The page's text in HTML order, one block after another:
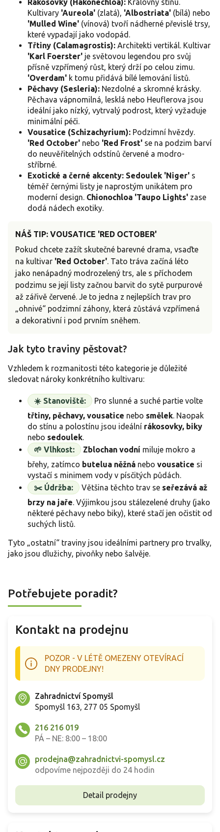
u
Rákosovky (Hakonechloa): Královny stínu.
Kultivary 'Aureola' (zlatá), 'Albostriata' (bílá) nebo
'Mulled Wine' (vínová) tvoří nádherné převislé trsy,
které vypadají jako vodopád.
Třtiny (Calamagrostis): Architekti vertikál. Kultivar
'Karl Foerster' je světovou legendou pro svůj
přísně vzpřímený růst, který drží po celou zimu.
'Overdam' k tomu přidává bílé lemování listů.
Pěchavy (Sesleria): Nezdolné a skromné krásky.
Pěchava vápnomilná, lesklá nebo Heuflerova jsou
ideální jako nízký, vytrvalý podrost, který vyžaduje
minimální péči.
Vousatice (Schizachyrium): Podzimní hvězdy.
'Red October' nebo 'Red Frost' se na podzim barví
do neuvěřitelných odstínů červené a modro-
stříbrné.
Exotické a černé akcenty: Sedoulek 'Niger' s
téměř černými listy je naprostým unikátem pro
moderní design. Chionochloa 'Taupo Lights' zase
dodá nádech exotiky.
NÁŠ TIP: VOUSATICE 'RED OCTOBER'
Pokud chcete zažít skutečné barevné drama, vsaďte
na kultivar 'Red October'. Tato tráva začíná léto
jako nenápadný modrozelený trs, ale s příchodem
podzimu se její listy začnou barvit do sytě purpurové
až zářivě červené. Je to jedna z nejlepších trav pro
„ohnivé“ podzimní záhony, která zůstává vzpřímená
a dekorativní i pod prvním sněhem.
Jak tyto traviny pěstovat?
Vzhledem k rozmanitosti této kategorie je důležité
sledovat nároky konkrétního kultivaru:
☀️ Stanoviště:
Pro slunné a suché partie volte
třtiny, pěchavy, vousatice nebo smělek. Naopak
do stínu a polostínu jsou ideální rákosovky, biky
nebo sedoulek.
🌱 Vlhkost:
Zblochan vodní miluje mokro a
břehy, zatímco butelua něžná nebo vousatice si
vystačí s minimem vody v písčitých půdách.
✂️ Údržba:
Většina těchto trav se seřezává až
brzy na jaře. Výjimkou jsou stálezelené druhy (jako
některé pěchavy nebo biky), které stačí jen očistit od
suchých listů.
Tyto „ostatní“ traviny jsou ideálními partnery pro trvalky,
jako jsou dlužichy, pivoňky nebo šalvěje.
Potřebujete poradit?
Kontakt na prodejnu
POZOR - V LÉTĚ OMEZENY OTEVÍRACÍ
DNY PRODEJNY!
Zahradnictví Spomyšl
Spomyšl 163, 277 05 Spomyšl
216 216 019
PÁ – NE: 8:00 – 18:00
prodejna@zahradnictvi-spomysl.cz
odpovíme nejpozději do 24 hodin
Detail prodejny